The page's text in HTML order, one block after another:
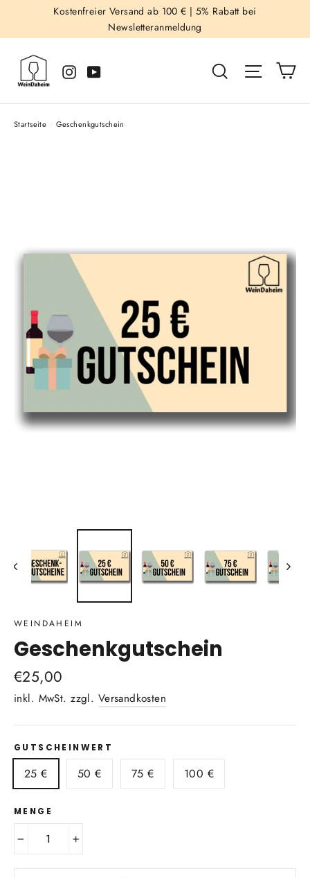
Kostenfreier Versand ab 100 € |5% Rabatt bei
Newsletteranmeldung
Instagram Suche
Startseite / Geschenkgutschein
WEINDAHEIM
Geschenkgutschein
Normaler
Preis
€25,00
inkl. MwSt. zzgl. Versandkosten
GUTSCHEINWERT
25 € 50 € 75 € 100 €
MENGE